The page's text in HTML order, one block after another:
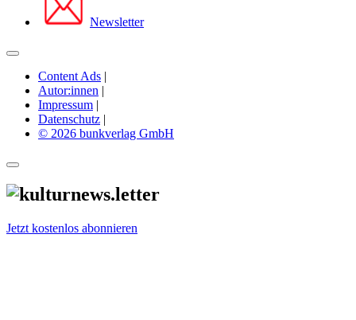
Newsletter
Content Ads |
Autor:innen |
Impressum |
Datenschutz |
© 2026 bunkverlag GmbH
Jetzt kostenlos abonnieren